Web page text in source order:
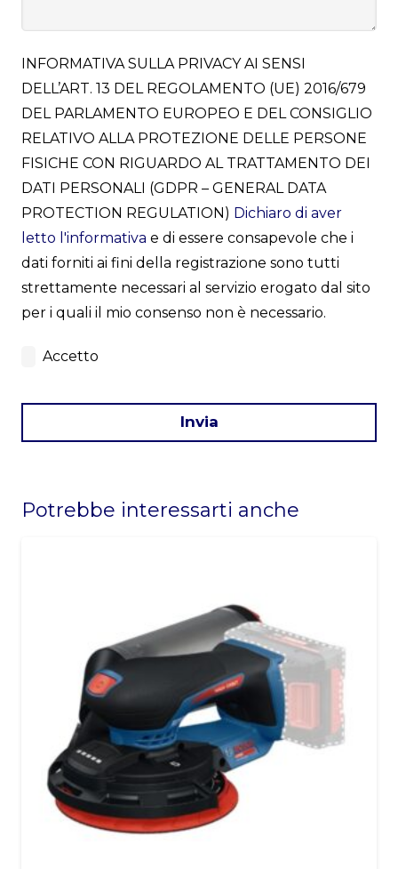
INFORMATIVA SULLA PRIVACY AI SENSI
DELL’ART. 13 DEL REGOLAMENTO (UE) 2016/679
DEL PARLAMENTO EUROPEO E DEL CONSIGLIO
RELATIVO ALLA PROTEZIONE DELLE PERSONE
FISICHE CON RIGUARDO AL TRATTAMENTO DEI
DATI PERSONALI (GDPR – GENERAL DATA
PROTECTION REGULATION) Dichiaro di aver
letto l'informativa e di essere consapevole che i
dati forniti ai fini della registrazione sono tutti
strettamente necessari al servizio erogato dal sito
per i quali il mio consenso non è necessario.
Accetto
Invia
should
Potrebbe interessarti anche